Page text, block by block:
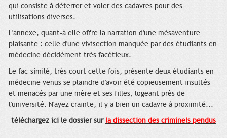
qui consiste à déterrer et voler des cadavres pour des
utilisations diverses.
L'annexe, quant-à elle offre la narration d'une mésaventure
plaisante : celle d'une vivisection manquée par des étudiants en
médecine décidément très facétieux.
Le fac-similé, très court cette fois, présente deux étudiants en
médecine venus se plaindre d'avoir été copieusement insultés
et menacés par une mère et ses filles, logeant près de
l'université. N'ayez crainte, il y a bien un cadavre à proximité...
téléchargez ici le dossier sur la dissection des criminels pendus